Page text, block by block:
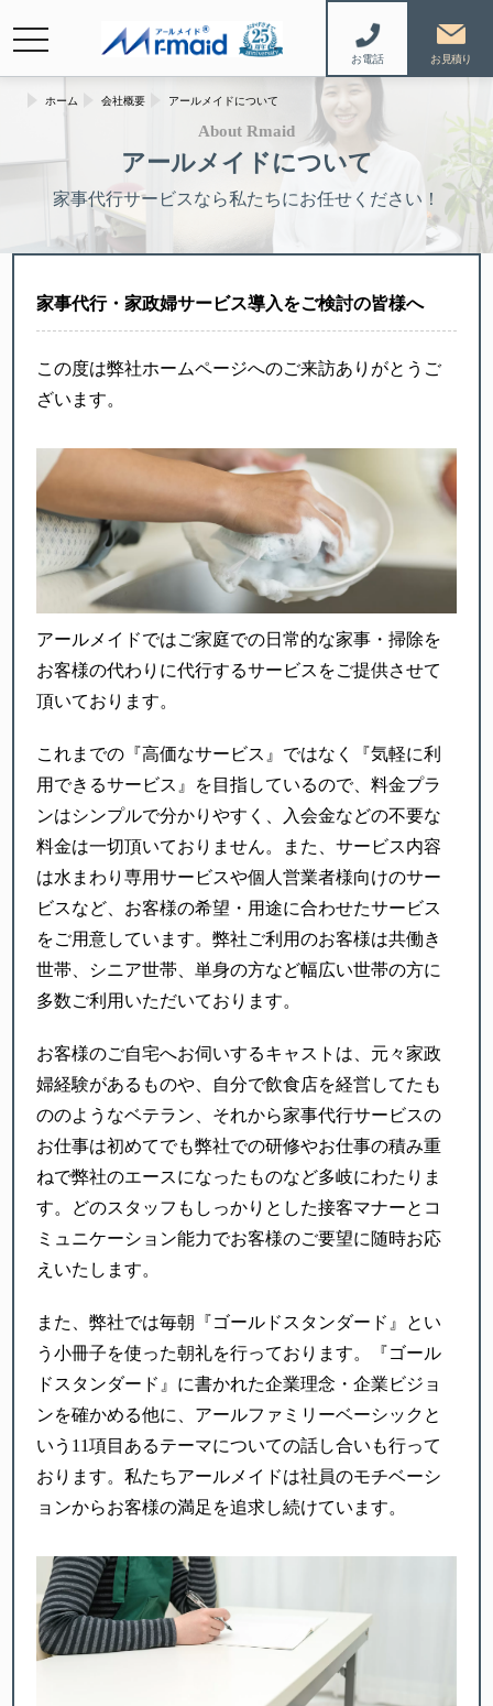
お電話
navigation
About Rmaid
アールメイドについて
家事代行サービスなら私たちにお任せください！
ホーム 会社概要 アールメイドについて
家事代行・家政婦サービス導入をご検討の皆様へ
この度は弊社ホームページへのご来訪ありがとうご
ざいます。
アールメイドではご家庭での日常的な家事・掃除を
お客様の代わりに代行するサービスをご提供させて
頂いております。
これまでの『高価なサービス』ではなく『気軽に利
用できるサービス』を目指しているので、料金プラ
ンはシンプルで分かりやすく、入会金などの不要な
料金は一切頂いておりません。また、サービス内容
は水まわり専用サービスや個人営業者様向けのサー
ビスなど、お客様の希望・用途に合わせたサービス
をご用意しています。弊社ご利用のお客様は共働き
世帯、シニア世帯、単身の方など幅広い世帯の方に
多数ご利用いただいております。
お客様のご自宅へお伺いするキャストは、元々家政
婦経験があるものや、自分で飲食店を経営してたも
ののようなベテラン、それから家事代行サービスの
お仕事は初めてでも弊社での研修やお仕事の積み重
ねで弊社のエースになったものなど多岐にわたりま
す。どのスタッフもしっかりとした接客マナーとコ
ミュニケーション能力でお客様のご要望に随時お応
えいたします。
また、弊社では毎朝『ゴールドスタンダード』とい
う小冊子を使った朝礼を行っております。『ゴール
ドスタンダード』に書かれた企業理念・企業ビジョ
ンを確かめる他に、アールファミリーベーシックと
いう11項目あるテーマについての話し合いも行って
おります。私たちアールメイドは社員のモチベーシ
ョンからお客様の満足を追求し続けています。